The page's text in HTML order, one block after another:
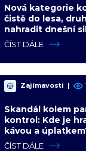
Nová kategorie
čistě do lesa,
nahradit dnešní
mají rozporuplné
ČÍST DÁLE
Zajímavosti |
Skandál kolem
kontrol: Kde je
kávou a
malá výhoda,
ČÍST DÁLE